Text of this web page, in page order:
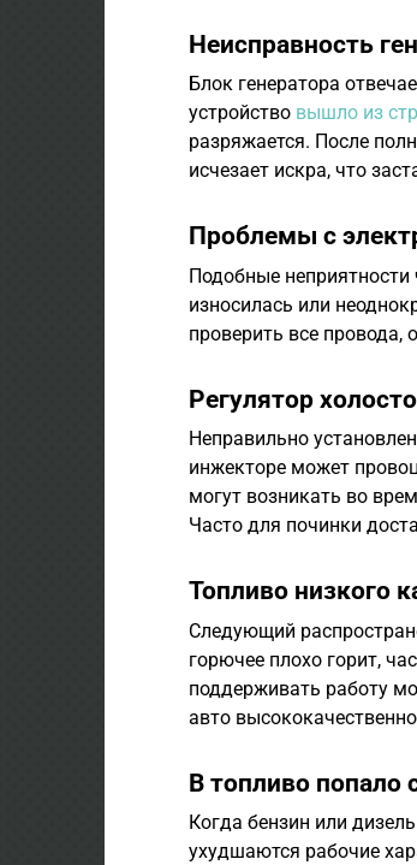
Неисправность
Блок генератора
устройство вышло из
разряжается. После
исчезает искра, что
Проблемы с
Подобные неприятности
износилась или
проверить все провода,
Регулятор
Неправильно
инжекторе может
могут возникать во
Часто для починки
Топливо низкого
Следующий
горючее плохо горит,
поддерживать работу
авто
В топливо попало
Когда бензин или
ухудшаются рабочие